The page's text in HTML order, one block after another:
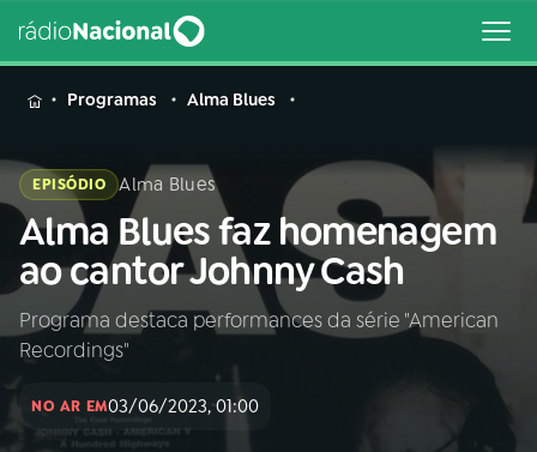
MENU
Buscar
na
Rádio
Nacional
Buscar
01INÍCIO
Programas Alma Blues
EPISÓDIO Alma Blues
Alma Blues faz homenagem
ao cantor Johnny Cash
Programa destaca performances da série "American
Recordings"
NO AR EM03/06/2023, 01:00